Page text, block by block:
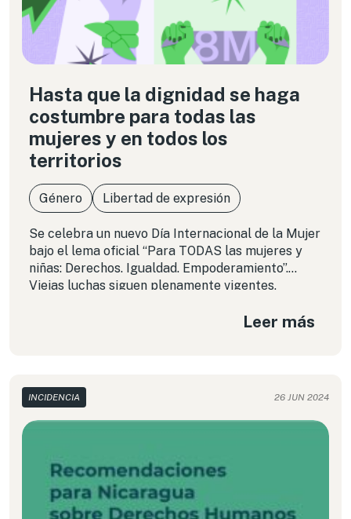
Hasta que la dignidad se haga
costumbre para todas las
mujeres y en todos los
territorios
Género Libertad de expresión
Se celebra un nuevo Día Internacional de la Mujer
bajo el lema oficial “Para TODAS las mujeres y
niñas: Derechos. Igualdad. Empoderamiento”.
Viejas luchas siguen plenamente vigentes,
abordaremos la situación de tres países de la
Leer más
INCIDENCIA 26 JUN 2024